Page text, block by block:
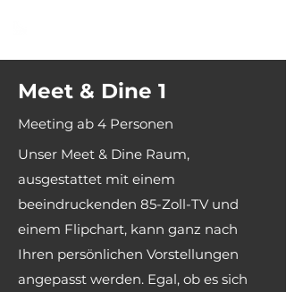
Meet & Dine 1
Meeting ab 4 Personen
Unser Meet & Dine Raum,
ausgestattet mit einem
beeindruckenden 85-Zoll-TV und
einem Flipchart, kann ganz nach
Ihren persönlichen Vorstellungen
angepasst werden. Egal, ob es sich